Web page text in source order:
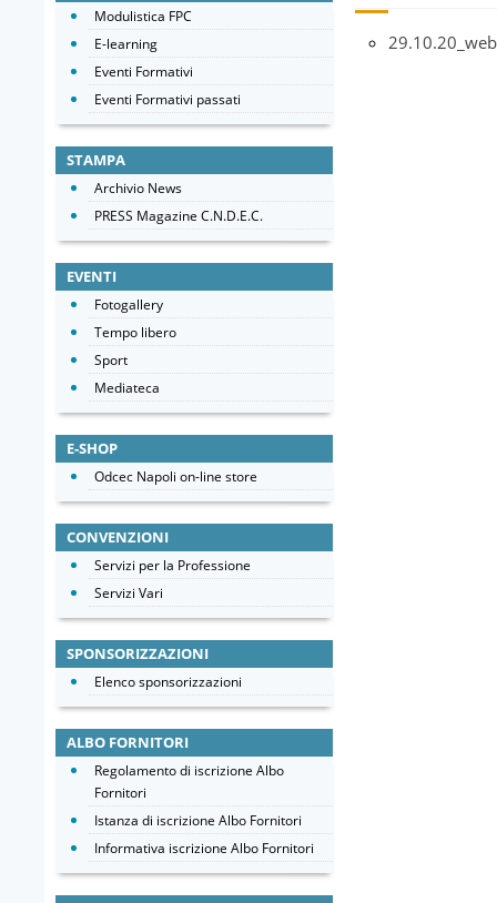
Modulistica FPC
E-learning
Eventi Formativi
Eventi Formativi passati
STAMPA
Archivio News
PRESS Magazine C.N.D.E.C.
EVENTI
Fotogallery
Tempo libero
Sport
Mediateca
E-SHOP
Odcec Napoli on-line store
CONVENZIONI
Servizi per la Professione
Servizi Vari
SPONSORIZZAZIONI
Elenco sponsorizzazioni
ALBO FORNITORI
Regolamento di iscrizione Albo
Fornitori
Istanza di iscrizione Albo Fornitori
Informativa iscrizione Albo Fornitori